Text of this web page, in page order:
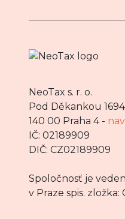
NeoTax s. r. o.
Pod Děkankou
140 00 Praha 4 -
IČ: 02189909
DIČ: CZ02189909
Spoločnosť je
v Praze spis. zložka: